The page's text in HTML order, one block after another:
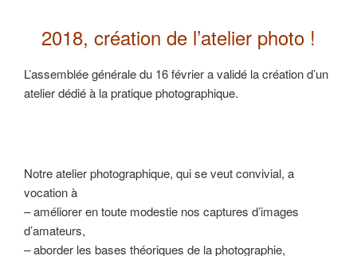
2018, création de l’atelier photo !
L’assemblée générale du 16 février a validé la création d’un
atelier dédié à la pratique photographique.
Notre atelier photographique, qui se veut convivial, a
vocation à
– améliorer en toute modestie nos captures d’images
d’amateurs,
– aborder les bases théoriques de la photographie,